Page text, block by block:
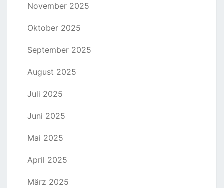
November 2025
Oktober 2025
September 2025
August 2025
Juli 2025
Juni 2025
Mai 2025
April 2025
März 2025